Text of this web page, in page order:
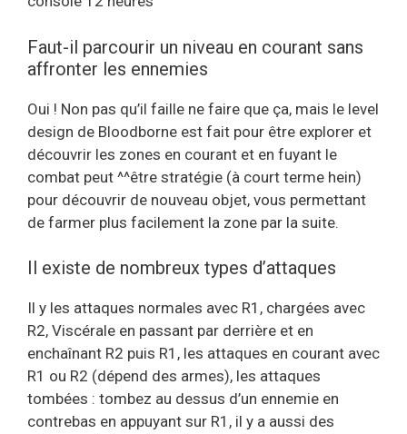
Faut-il parcourir un niveau en courant sans
affronter les ennemies
Oui ! Non pas qu’il faille ne faire que ça, mais le level
design de Bloodborne est fait pour être explorer et
découvrir les zones en courant et en fuyant le
combat peut ^^être stratégie (à court terme hein)
pour découvrir de nouveau objet, vous permettant
de farmer plus facilement la zone par la suite.
Il existe de nombreux types d’attaques
Il y les attaques normales avec R1, chargées avec
R2, Viscérale en passant par derrière et en
enchaînant R2 puis R1, les attaques en courant avec
R1 ou R2 (dépend des armes), les attaques
tombées : tombez au dessus d’un ennemie en
contrebas en appuyant sur R1, il y a aussi des